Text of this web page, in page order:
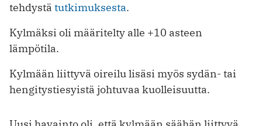
tehdystä tutkimuksesta.
Kylmäksi oli määritelty alle +10 asteen
lämpötila.
Kylmään liittyvä oireilu lisäsi myös sydän- tai
hengitystiesyistä johtuvaa kuolleisuutta.